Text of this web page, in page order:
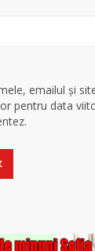
emailul și
pentru data